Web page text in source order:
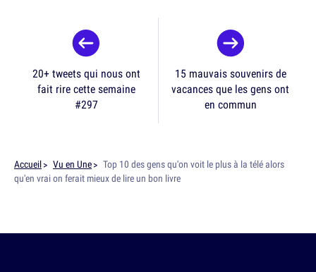
20+ tweets qui nous ont
fait rire cette semaine
#297
15 mauvais souvenirs de
vacances que les gens ont
en commun
Accueil Vu en Une
Top 10 des gens qu'on voit le plus à la télé alors
qu'en vrai on ferait mieux de lire un bon livre